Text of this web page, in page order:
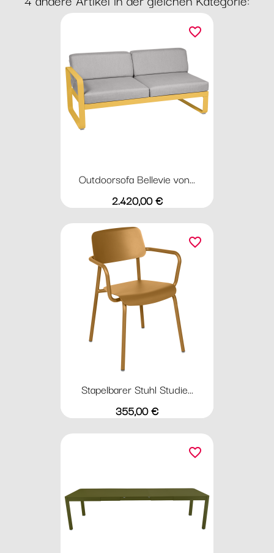
Outdoorsofa Bellevie von...
Preis
2.420,00 €
favorite_border
Stapelbarer Stuhl Studie...
Preis
355,00 €
favorite_border
favorite_border